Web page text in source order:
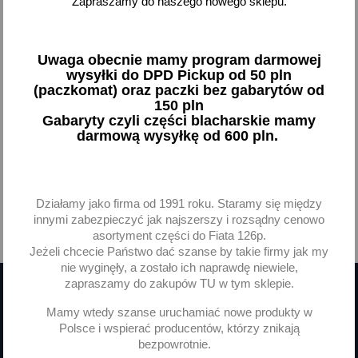
Bagażnik tylnej klapy Fiat
Brak na stanie
Torba bagażnika pleciona
Brak na stanie
Powrót do góry
Otrzymuj informację o nowościach
i wyprzedażach
Uwaga obecnie mamy program darmowej
wysyłki do DPD Pickup od 50 pln
(paczkomat) oraz paczki bez gabarytów od
150 pln
Gabaryty czyli części blacharskie mamy
darmową wysyłkę od 600 pln.
Działamy jako firma od 1991 roku. Staramy się między
innymi zabezpieczyć jak najszerszy i rozsądny cenowo
asortyment części do Fiata 126p.
Jeżeli chcecie Państwo dać szanse by takie firmy jak my
nie wyginęły, a zostało ich naprawdę niewiele,
zapraszamy do zakupów TU w tym sklepie.
Mamy wtedy szanse uruchamiać nowe produkty w
Polsce i wspierać producentów, którzy znikają
bezpowrotnie.